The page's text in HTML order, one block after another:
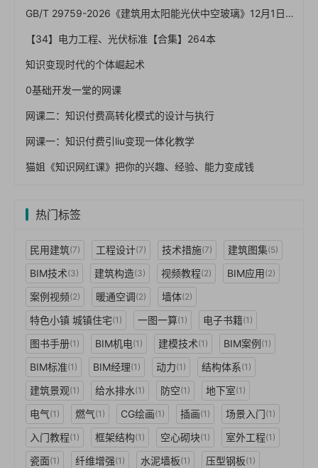
GB/T 29759-2026《建筑用太阳能光伏中空玻璃》12月1日实施：BIPV发电安全红线与验收怎么卡
【34】电力工程、光伏标准【合集】264本
知识变现时代的个体崛起术
0基础开发一堂的网课
网课二：知识付费高转化模式的设计与执行
网课一：知识付费引liu变现一体化教学
猫姐《知识网红课》把你的兴趣、经验、能力变成钱
热门标签
民用建筑(7) 工程设计(7) 技术措施(7) 建筑图集(5)
BIM技术(3) 建筑构造(3) 视频教程(2) BIM应用(2)
案例视频(2) 暖通空调(2) 墙体(2)
特色小镇 城镇住宅(1) 一图一算(1) 电子书籍(1)
图书手册(1) BIM机电(1) 建模技术(1) BIM案例(1)
BIM标准(1) BIM经理(1) 动力(1) 结构体系(1)
建筑景观(1) 给水排水(1) 防空(1) 地下室(1)
电气(1) 燃气(1) CG绘画(1) 插画(1) 场景入门(1)
入门教程(1) 框架结构(1) 空心砌块(1) 室外工程(1)
瓷面(1) 纤维增强(1) 水泥墙板(1) 压型钢板(1)